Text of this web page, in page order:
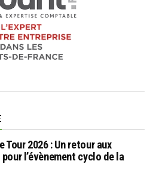
Tour 2026 : Un retour aux
l’évènement cyclo de la